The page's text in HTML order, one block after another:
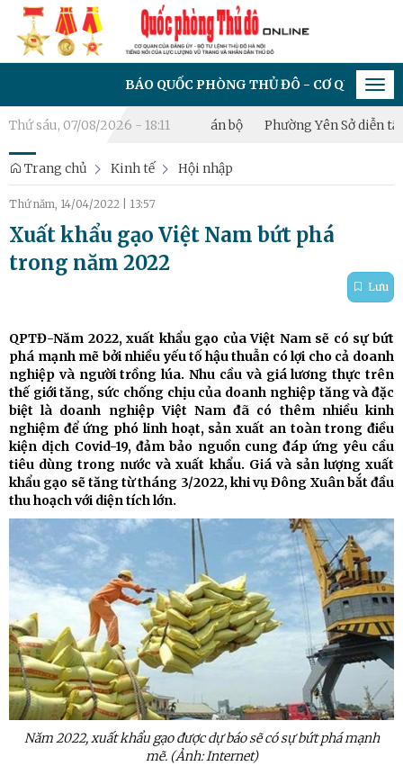
BÁO QUỐC PHÒNG THỦ ĐÔ - CƠ QUAN CỦA
Thứ sáu, 07/08/2026 - 18:11
quyết định về công tác cán bộ Phường Yên Sở diễn tập
Trang chủ Kinh tế Hội nhập
Thứ năm, 14/04/2022 13:57
Xuất khẩu gạo Việt Nam bứt phá
trong năm 2022
Lưu
QPTĐ-Năm 2022, xuất khẩu gạo của Việt Nam sẽ có sự bứt
phá mạnh mẽ bởi nhiều yếu tố hậu thuẫn có lợi cho cả doanh
nghiệp và người trồng lúa. Nhu cầu và giá lương thực trên
thế giới tăng, sức chống chịu của doanh nghiệp tăng và đặc
biệt là doanh nghiệp Việt Nam đã có thêm nhiều kinh
nghiệm để ứng phó linh hoạt, sản xuất an toàn trong điều
kiện dịch Covid-19, đảm bảo nguồn cung đáp ứng yêu cầu
tiêu dùng trong nước và xuất khẩu. Giá và sản lượng xuất
khẩu gạo sẽ tăng từ tháng 3/2022, khi vụ Đông Xuân bắt đầu
thu hoạch với diện tích lớn.
Năm 2022, xuất khẩu gạo được dự báo sẽ có sự bứt phá mạnh
mẽ. (Ảnh: Internet)